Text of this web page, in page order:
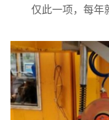
仅此一项，每年就